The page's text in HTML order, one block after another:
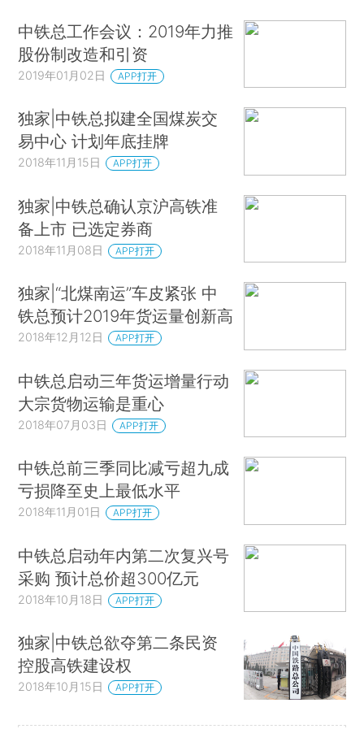
中铁总工作会议：2019年力推
股份制改造和引资
2019年01月02日 APP打开
独家|中铁总拟建全国煤炭交
易中心 计划年底挂牌
2018年11月15日 APP打开
独家|中铁总确认京沪高铁准
备上市 已选定券商
2018年11月08日 APP打开
独家|“北煤南运”车皮紧张 中
铁总预计2019年货运量创新高
2018年12月12日 APP打开
中铁总启动三年货运增量行动
大宗货物运输是重心
2018年07月03日 APP打开
中铁总前三季同比减亏超九成
亏损降至史上最低水平
2018年11月01日 APP打开
中铁总启动年内第二次复兴号
采购 预计总价超300亿元
2018年10月18日 APP打开
独家|中铁总欲夺第二条民资
控股高铁建设权
2018年10月15日 APP打开